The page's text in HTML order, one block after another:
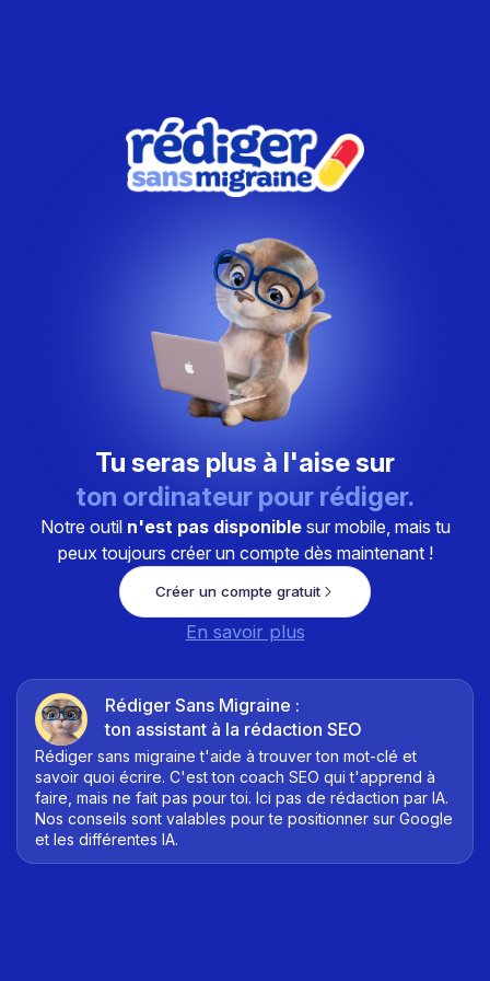
Tu seras plus à l'aise sur
ton ordinateur pour rédiger.
Notre outil n'est pas disponiblesur mobile, mais tu
peux toujours créer un compte dès maintenant !
Créer un compte gratuit
En savoir plus
Rédiger Sans Migraine :
ton assistant à la rédaction SEO
Rédiger sans migraine t'aide à trouver ton mot-clé et
savoir quoi écrire. C'est ton coach SEO qui t'apprend à
faire, mais ne fait pas pour toi. Ici pas de rédaction par IA.
Nos conseils sont valables pour te positionner sur Google
et les différentes IA.